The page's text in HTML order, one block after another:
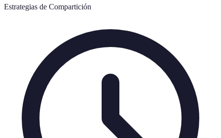
Estrategias de Compartición